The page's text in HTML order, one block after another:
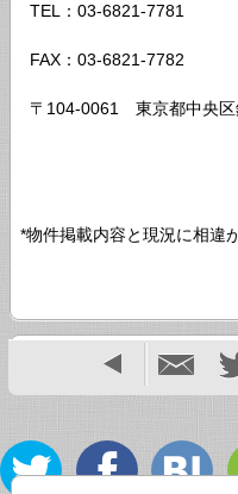
TEL：03-6821-7781
FAX：03-6821-7782
〒104-0061 東京都中央区
*物件掲載内容と現況に相違